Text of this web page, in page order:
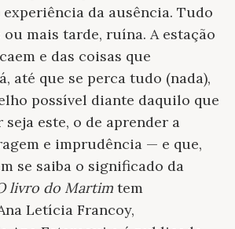
da ausência. Tudo
ou mais tarde, ruína. A estação
e das coisas que
até que se perca tudo (nada),
possível diante daquilo que
seja este, o de aprender a
e imprudência — e que,
se saiba o significado da
livro do Martim tem
Letícia Francoy,